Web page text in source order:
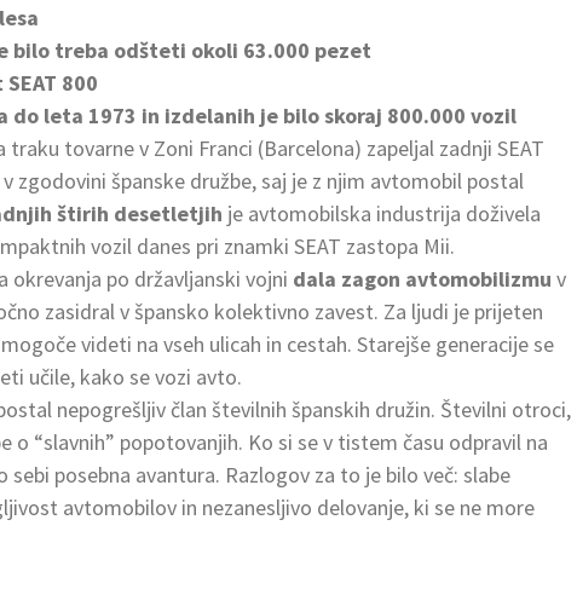
bilo treba odšteti okoli 63.000 pezet
800
do leta 1973 in izdelanih je bilo skoraj 800.000 vozil
tovarne v Zoni Franci (Barcelona) zapeljal zadnji SEAT
zgodovini španske družbe, saj je z njim avtomobil postal
štirih desetletjih je avtomobilska industrija doživela
vozil danes pri znamki SEAT zastopa Mii.
okrevanja po državljanski vojni dala zagon avtomobilizmu v
zasidral v špansko kolektivno zavest. Za ljudi je prijeten
videti na vseh ulicah in cestah. Starejše generacije se
učile, kako se vozi avto.
nepogrešljiv član številnih španskih družin. Številni otroci,
o “slavnih” popotovanjih. Ko si se v tistem času odpravil na
posebna avantura. Razlogov za to je bilo več: slabe
avtomobilov in nezanesljivo delovanje, ki se ne more